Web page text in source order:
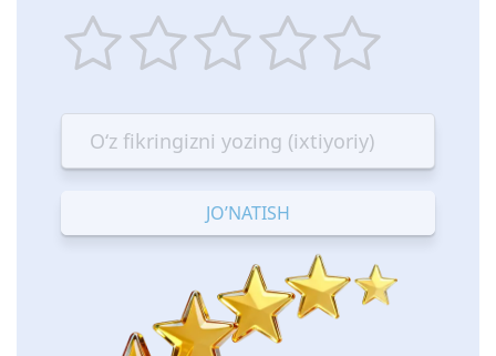
star
Terrible
stars
—
Bad
stars
—
OK
stars
—
Good
stars
—
Excellent